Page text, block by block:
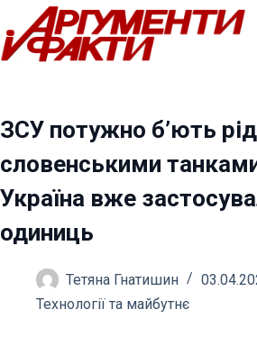
Перейти
до
вмісту
ЗСУ потужно б’ють
словенськими
Україна вже
одиниць
Тетяна Гнатишин
Технології та майбутнє